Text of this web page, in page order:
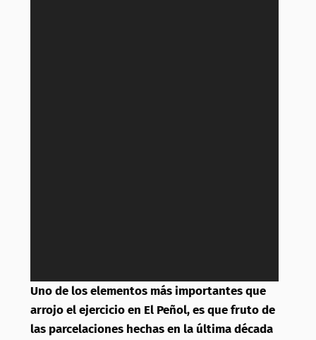
Uno de los elementos más importantes que
arrojo el ejercicio en El Peñol, es que fruto de
las parcelaciones hechas en la última década